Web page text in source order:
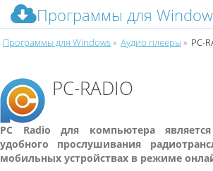
Программы для
Программы для Windows» Аудио плееры» PC-
PC-RADIO
PC Radio для компьютера
удобного прослушивания
мобильных устройствах в режиме